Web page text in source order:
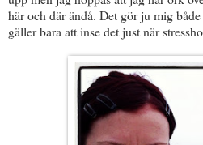
här och där ändå. Det gör ju mig
gäller bara att inse det just när